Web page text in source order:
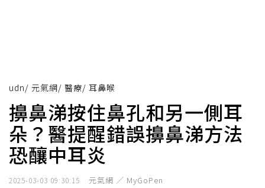
udn/ 元氣網/ 醫療/ 耳鼻喉
擤鼻涕按住鼻孔和另一側耳
朵？醫提醒錯誤擤鼻涕方法
恐釀中耳炎
2025-03-03 09:30:15 元氣網 ／ MyGoPen